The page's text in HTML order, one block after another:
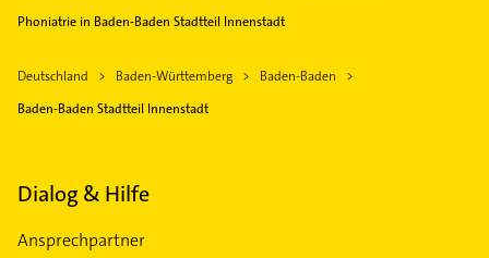
Phoniatrie in Baden-Baden Stadtteil Innenstadt
Deutschland Baden-Württemberg
Baden-Baden
Baden-Baden Stadtteil Innenstadt
Dialog & Hilfe
Ansprechpartner